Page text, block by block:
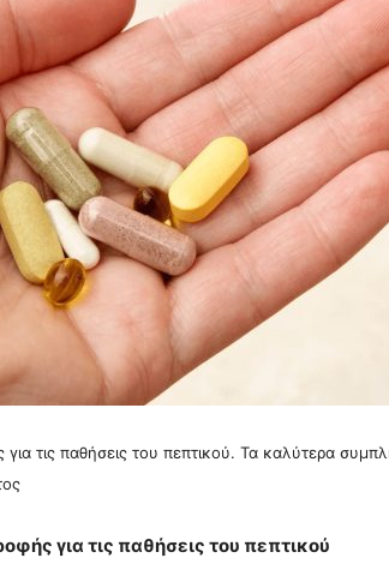
τις παθήσεις του πεπτικού. Τα καλύτερα
για τις παθήσεις του πεπτικού